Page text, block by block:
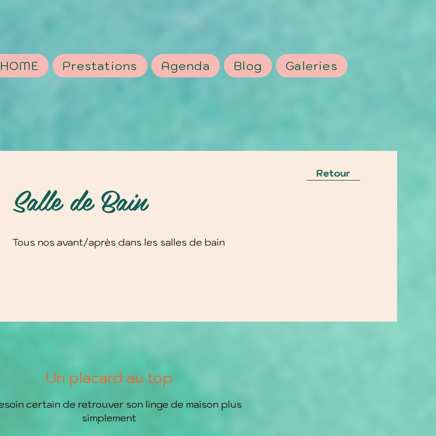
HOME Prestations Agenda Blog Galeries
Retour
Salle de Bain
Tous nos avant/après dans les salles de bain
Un placard au top
certain de retrouver son linge de maison plus
simplement